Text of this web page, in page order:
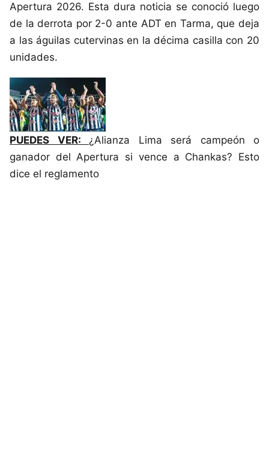
Apertura 2026. Esta dura noticia se conoció luego
de la derrota por 2-0 ante ADT en Tarma, que deja
a las águilas cutervinas en la décima casilla con 20
unidades.
PUEDES VER: ¿Alianza Lima será campeón o
ganador del Apertura si vence a Chankas? Esto
dice el reglamento